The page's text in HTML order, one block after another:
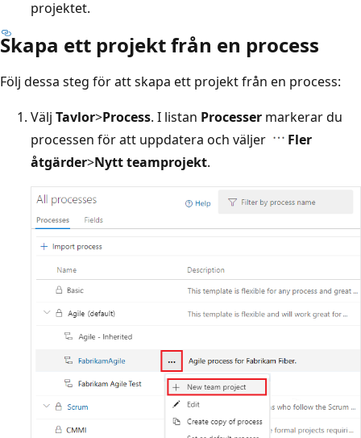
projektet.
Skapa ett projekt från en process
Följ dessa steg för att skapa ett projekt från en process:
Välj Tavlor>Process. I listan Processer markerar du
processen för att uppdatera och väljer
Fler
åtgärder>Nytt teamprojekt.